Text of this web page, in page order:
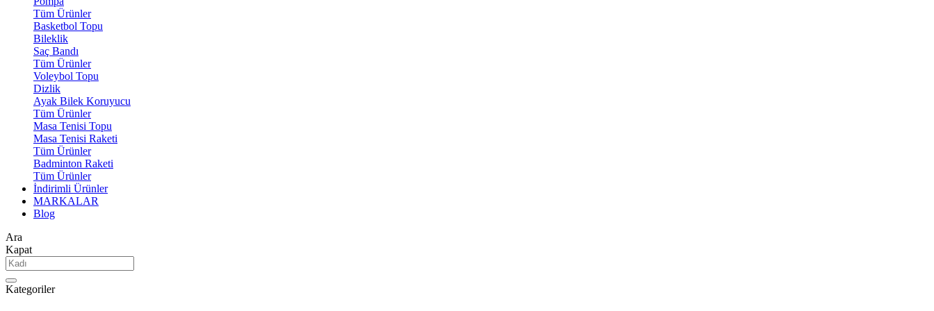
Tüm Ürünler
Basketbol Topu
Bileklik
Saç Bandı
Tüm Ürünler
Voleybol Topu
Dizlik
Ayak Bilek Koruyucu
Tüm Ürünler
Masa Tenisi Topu
Masa Tenisi Raketi
Tüm Ürünler
Badminton Raketi
Tüm Ürünler
İndirimli Ürünler
MARKALAR
Blog
Ara
Kapat
Kategoriler